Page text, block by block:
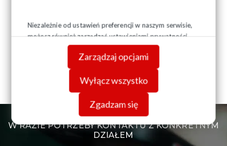
Niezależnie od ustawień preferencji w naszym serwisie,
możesz również zarządzać ustawieniami prywatności
swojej przeglądarki. Więcej informacji o przetwarzaniu
danych znajdziesz wPolityce prywatności.
Zarządzaj opcjami
Wyłącz wszystko
Zgadzam się
W RAZIE POTRZEBY KONTAKTU Z KONKRETNYM
DZIAŁEM